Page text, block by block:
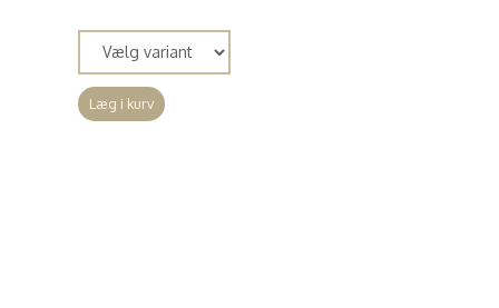
Læg i kurv